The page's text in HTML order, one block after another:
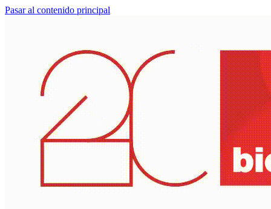
Pasar al contenido principal